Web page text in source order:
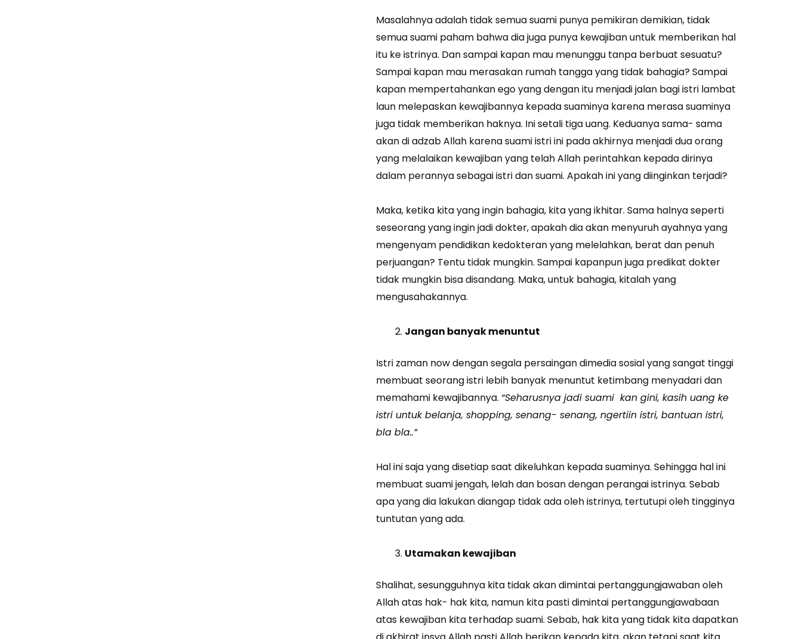
Masalahnya adalah tidak semua suami punya pemikiran demikian, tidak
semua suami paham bahwa dia juga punya kewajiban untuk memberikan hal
itu ke istrinya. Dan sampai kapan mau menunggu tanpa berbuat sesuatu?
Sampai kapan mau merasakan rumah tangga yang tidak bahagia? Sampai
kapan mempertahankan ego yang dengan itu menjadi jalan bagi istri lambat
laun melepaskan kewajibannya kepada suaminya karena merasa suaminya
juga tidak memberikan haknya. Ini setali tiga uang. Keduanya sama- sama
akan di adzab Allah karena suami istri ini pada akhirnya menjadi dua orang
yang melalaikan kewajiban yang telah Allah perintahkan kepada dirinya
dalam perannya sebagai istri dan suami. Apakah ini yang diinginkan terjadi?
Maka, ketika kita yang ingin bahagia, kita yang ikhitar. Sama halnya seperti
seseorang yang ingin jadi dokter, apakah dia akan menyuruh ayahnya yang
mengenyam pendidikan kedokteran yang melelahkan, berat dan penuh
perjuangan? Tentu tidak mungkin. Sampai kapanpun juga predikat dokter
tidak mungkin bisa disandang. Maka, untuk bahagia, kitalah yang
mengusahakannya.
Jangan banyak menuntut
Istri zaman now dengan segala persaingan dimedia sosial yang sangat tinggi
membuat seorang istri lebih banyak menuntut ketimbang menyadari dan
memahami kewajibannya. “Seharusnya jadi suami kan gini, kasih uang ke
istri untuk belanja, shopping, senang- senang, ngertiin istri, bantuan istri,
bla bla..”
Hal ini saja yang disetiap saat dikeluhkan kepada suaminya. Sehingga hal ini
membuat suami jengah, lelah dan bosan dengan perangai istrinya. Sebab
apa yang dia lakukan diangap tidak ada oleh istrinya, tertutupi oleh tingginya
tuntutan yang ada.
Utamakan kewajiban
Shalihat, sesungguhnya kita tidak akan dimintai pertanggungjawaban oleh
Allah atas hak- hak kita, namun kita pasti dimintai pertanggungjawabaan
atas kewajiban kita terhadap suami. Sebab, hak kita yang tidak kita dapatkan